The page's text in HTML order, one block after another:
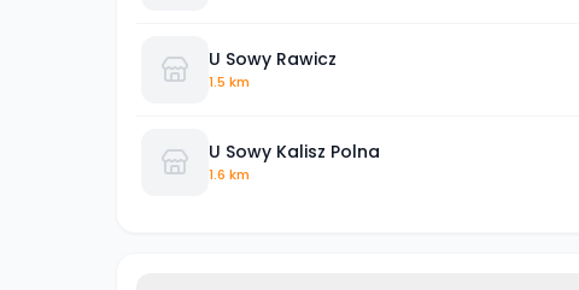
U Sowy Rawicz
1.5 km
U Sowy Kalisz Polna
1.6 km